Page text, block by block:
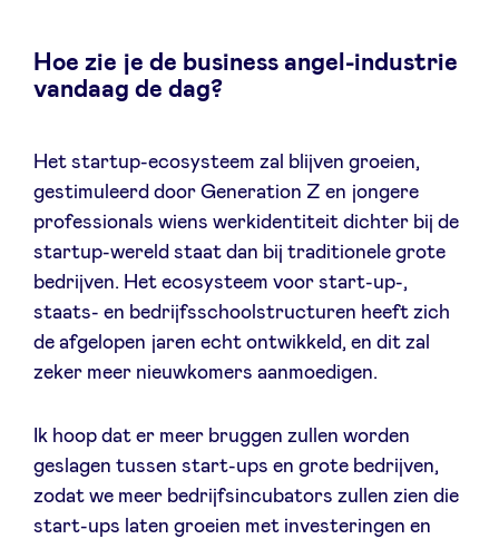
Hoe zie je de business angel-industrie
vandaag de dag?
Het startup-ecosysteem zal blijven groeien,
gestimuleerd door Generation Z en jongere
professionals wiens werkidentiteit dichter bij de
startup-wereld staat dan bij traditionele grote
bedrijven. Het ecosysteem voor start-up-,
staats- en bedrijfsschoolstructuren heeft zich
de afgelopen jaren echt ontwikkeld, en dit zal
zeker meer nieuwkomers aanmoedigen.
Ik hoop dat er meer bruggen zullen worden
geslagen tussen start-ups en grote bedrijven,
zodat we meer bedrijfsincubators zullen zien die
start-ups laten groeien met investeringen en